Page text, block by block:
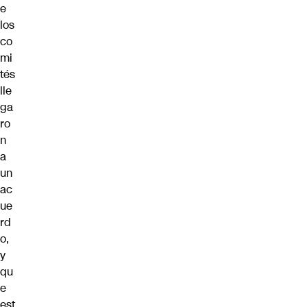
e
los
co
mi
tés
lle
ga
ro
n
a
un
ac
ue
rd
o,
y
qu
e